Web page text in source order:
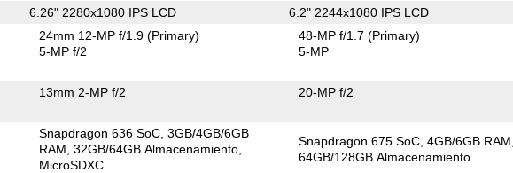
6.26" 2280x1080 IPS LCD 6.2" 2244x1080 IPS LCD
24mm 12-MP f/1.9(Primary)
5-MP f/2
48-MP f/1.7(Primary)
5-MP
13mm 2-MP f/2 20-MP f/2
Snapdragon 636 SoC 3GB/4GB/6GB
RAM 32GB/64GB Almacenamiento
MicroSDXC
Snapdragon 675 SoC 4GB/6GB RAM
64GB/128GB Almacenamiento